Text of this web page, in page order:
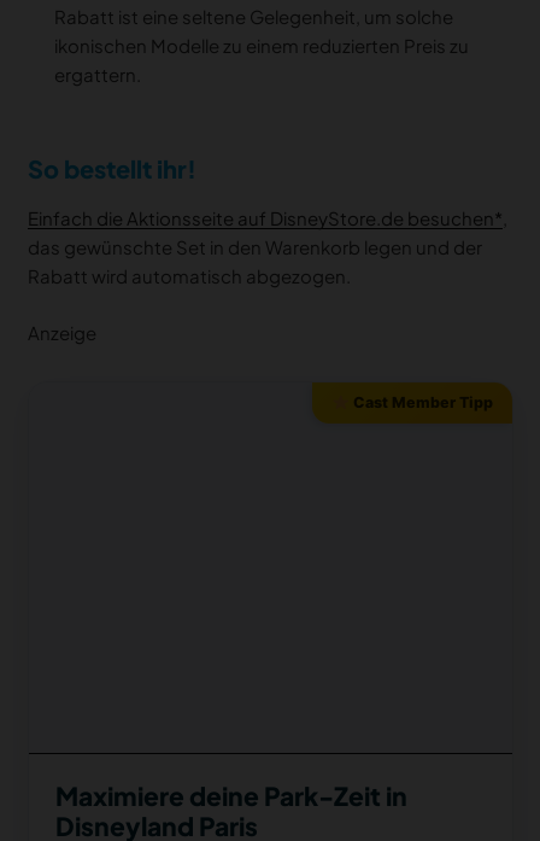
Rabatt ist eine seltene Gelegenheit, um solche
ikonischen Modelle zu einem reduzierten Preis zu
ergattern.
So bestellt ihr!
Einfach die Aktionsseite auf DisneyStore.de besuchen
das gewünschte Set in den Warenkorb legen und der
Rabatt wird automatisch abgezogen.
Anzeige
Cast Member Tipp
Maximiere deine Park-Zeit in
Disneyland Paris